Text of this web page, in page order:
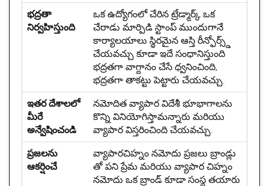
భద్రతా
నిర్వహిస్తుంది
ఒక ఉద్యోగంలో చేరిన ట్రేడ్మార్క్ ఒక
చేరాడు మార్పిడి స్టాంప్ ముందుగానే
కార్యాలయాలు స్థిరమైన ఆస్తి రీన్ఫోర్స్డ్
చేయవచ్చు కూడా ఇదే సంధానిస్తుంది
భద్రతగా వాగ్దానం చేసే ధ్వనించింది,
భద్రతగా తాకట్టు పెట్టారు చేయవచ్చు.
ఇతర దేశాలలో
మీరే
అన్వేషించండి
నమోదిత వ్యాపార విదేశీ భూభాగాలను
కొన్ని వినియోగిస్తామన్నారు మరియు
వ్యాపార విస్తరించింది చేయవచ్చు.
ప్రజలను
ఆకర్షించే
వ్యాపారచిహ్నం నమోదు ప్రజలు బ్రాండ్లు
తో పని ప్రేమ మరియు వ్యాపార చిహ్నం
నమోదు ఒక బ్రాండ్ కూడా సంస్థ తయారు